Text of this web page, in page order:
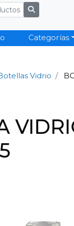
Categorías
Vidrio